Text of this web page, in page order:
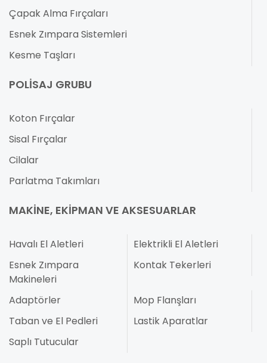
Çapak Alma Fırçaları
Esnek Zımpara Sistemleri
Kesme Taşları
POLISAJ GRUBU
Koton Fırçalar
Sisal Fırçalar
Cilalar
Parlatma Takımları
MAKINE, EKIPMAN VE AKSESUARLAR
Havalı El Aletleri
Elektrikli El Aletleri
Esnek Zımpara
Makineleri
Kontak Tekerleri
Adaptörler
Mop Flanşları
Taban ve El Pedleri
Lastik Aparatlar
Saplı Tutucular